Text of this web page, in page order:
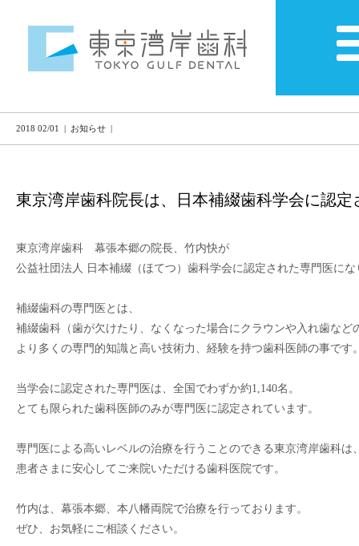
2018 02/01 | お知らせ |
東京湾岸歯科院長は、日本補綴歯科学会に認定
東京湾岸歯科　幕張本郷の院長、竹内快が
公益社団法人 日本補綴（ほてつ）歯科学会に認定された専門医にな
補綴歯科の専門医とは、
補綴歯科（歯が欠けたり、なくなった場合にクラウンや入れ歯など
より多くの専門的知識と高い技術力、経験を持つ歯科医師の事です
当学会に認定された専門医は、全国でわずか約1,140名。
とても限られた歯科医師のみが専門医に認定されています。
専門医による高いレベルの治療を行うことのできる東京湾岸歯科は
患者さまに安心してご来院いただける歯科医院です。
竹内は、幕張本郷、本八幡両院で治療を行っております。
ぜひ、お気軽にご相談ください。